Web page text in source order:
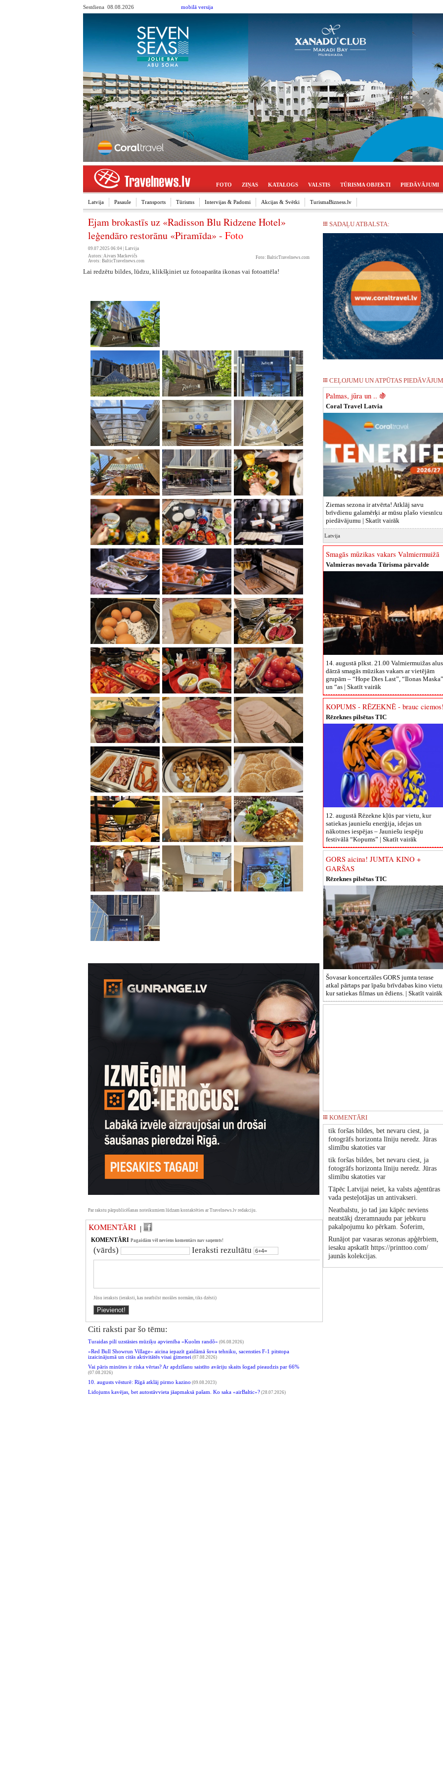
Sestdiena 08.08.2026 mobilā versija
FOTO ZIŅAS KATALOGS VALSTIS TŪRISMA OBJEKTI PIEDĀVĀJUMI
Latvija Pasaule Transports Tūrisms Intervijas & Padomi Akcijas & Svētki TurismaBizness.lv
Ejam brokastīs uz «Radisson Blu Ridzene Hotel»
leģendāro restorānu «Piramīda» - Foto
09.07.2025 06:04 | Latvija
Foto: BalticTravelnews.com
Autors: Aivars Mackevičs
Avots: BalticTravelnews.com
Lai redzētu bildes, lūdzu, klikšķiniet uz fotoaparāta ikonas vai fotoattēla!
Par rakstu pārpublicēšanas noteikumiem lūdzam kontaktēties ar Travelnews.lv redakciju.
KOMENTĀRI |
KOMENTĀRI Pagaidām vēl neviens komentārs nav saņemts!
(vārds) Ieraksti rezultātu
Jūsu ieraksts (ieraksti, kas neatbilst morāles normām, tiks dzēsti)
Citi raksti par šo tēmu:
Turaidas pilī uzstāsies mūziķu apvienība «Kuolm randõ» (06.08.2026)
«Red Bull Showrun Village» aicina iepazīt gaidāmā šova tehniku, sacensties F-1 pitstopa
izaicinājumā un citās aktivitātēs visai ģimenei (07.08.2026)
Vai pāris minūtes ir riska vērtas? Ar apdzīšanu saistīto avāriju skaits šogad pieaudzis par 66%
(07.08.2026)
10. augusts vēsturē: Rīgā atklāj pirmo kazino (09.08.2023)
Lidojums kavējas, bet autostāvvieta jāapmaksā pašam. Ko saka «airBaltic»? (28.07.2026)
SADAĻU ATBALSTA:
CEĻOJUMU UN ATPŪTAS
Palmas, jūra un .. 🍇
Coral Travel Latvia
Ziemas sezona ir atvērta! Atklāj savu
brīvdienu galamērķi ar mūsu plašo viesnīcu
piedāvājumu | Skatīt vairāk
Latvija
Smagās mūzikas vakars Valmiermuižā
Valmieras novada Tūrisma pārvalde
14. augustā plkst. 21.00 Valmiermuižas alus
dārzā smagās mūzikas vakars ar vietējām
grupām – “Hope Dies Last”, “Ilonas Maska”
un “as | Skatīt vairāk
KOPUMS - RĒZEKNĒ - brauc
Rēzeknes pilsētas TIC
12. augustā Rēzekne kļūs par vietu, kur
satiekas jauniešu enerģija, idejas un
nākotnes iespējas – Jauniešu iespēju
festivālā “Kopums” | Skatīt vairāk
GORS aicina! JUMTA KINO +
GARŠAS
Rēzeknes pilsētas TIC
Šovasar koncertzāles GORS jumta terase
atkal pārtaps par īpašu brīvdabas kino
kur satiekas filmas un ēdiens. | Skatīt vairāk
KOMENTĀRI
tik foršas bildes, bet nevaru ciest, ja
fotogrāfs horizonta līniju neredz. Jūras
slimību skatoties var
tik foršas bildes, bet nevaru ciest, ja
fotogrāfs horizonta līniju neredz. Jūras
slimību skatoties var
Tāpēc Latvijai neiet, ka valsts aģentūras
vada pesteļotājas un antivakseri.
Neatbalstu, jo tad jau kāpēc neviens
neatstākj dzeramnaudu par jebkuru
pakalpojumu ko pērkam. Šoferim,
Runājot par vasaras sezonas apģērbiem,
iesaku apskatīt https://printtoo.com/
jaunās kolekcijas.